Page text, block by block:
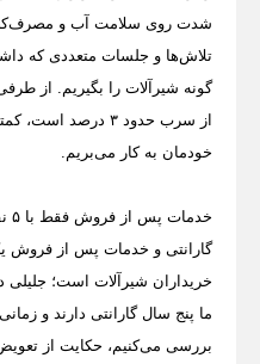
شدت روی سلامت آب و
تلاش‌ها و جلسات متعددی که
گونه شیرآلات را بگیریم. از
از سرب حدود ۳
خودمان به کار می‌بریم.
خدمات پس از فروش فقط با ۵ نفر
گارانتی و خدمات پس از فروش
خریداران شیرآلات است؛
ما پنج سال گارانتی دارند و
بررسی می‌کنیم، حکایت از